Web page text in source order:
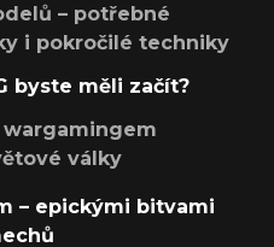
– potřebné
i pokročilé techniky
byste měli začít?
wargamingem
války
– epickými bitvami